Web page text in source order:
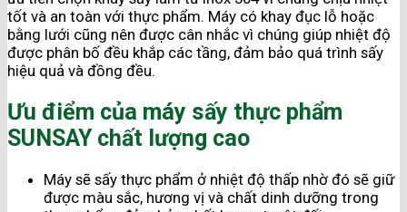
tốt và an toàn với thực phẩm. Máy có khay đục lỗ hoặc
bằng lưới cũng nên được cân nhắc vì chúng giúp nhiệt độ
được phân bố đều khắp các tầng, đảm bảo quá trình sấy
hiệu quả và đồng đều.
Ưu điểm của máy sấy thực phẩm
SUNSAY chất lượng cao
Máy sẽ sấy thực phẩm ở nhiệt độ thấp nhờ đó sẽ giữ
được màu sắc, hương vị và chất dinh dưỡng trong